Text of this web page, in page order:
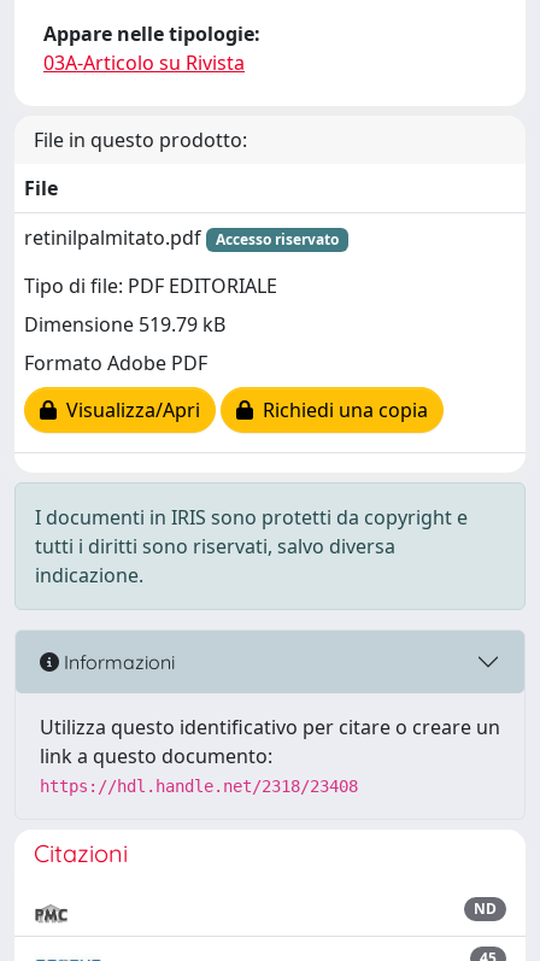
Appare nelle tipologie:
03A-Articolo su Rivista
File in questo prodotto:
File
retinilpalmitato.pdf
Accesso riservato
Tipo di file: PDF EDITORIALE
Dimensione 519.79 kB
Formato Adobe PDF
Visualizza/Apri
Richiedi una copia
I documenti in IRIS sono protetti da copyright e
tutti i diritti sono riservati, salvo diversa
indicazione.
Informazioni
Utilizza questo identificativo per citare o creare un
link a questo documento:
https://hdl.handle.net/2318/23408
Citazioni
ND